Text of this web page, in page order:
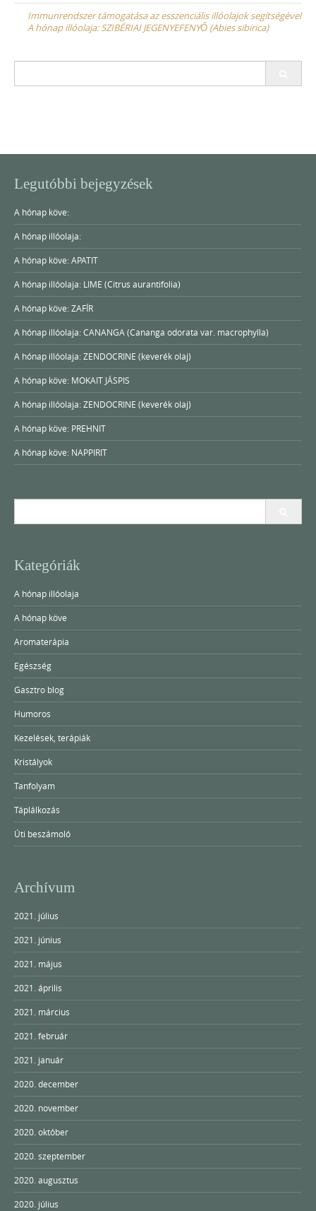
navigation
Immunrendszer támogatása az esszenciális illóolajok segítségével
A hónap illóolaja: SZIBÉRIAI JEGENYEFENYŐ (Abies sibirica)
Legutóbbi bejegyzések
A hónap köve:
A hónap illóolaja:
A hónap köve: APATIT
A hónap illóolaja: LIME (Citrus aurantifolia)
A hónap köve: ZAFÍR
A hónap illóolaja: CANANGA (Cananga odorata var. macrophylla)
A hónap illóolaja: ZENDOCRINE (keverék olaj)
A hónap köve: MOKAIT JÁSPIS
A hónap illóolaja: ZENDOCRINE (keverék olaj)
A hónap köve: PREHNIT
A hónap köve: NAPPIRIT
Kategóriák
A hónap illóolaja
A hónap köve
Aromaterápia
Egészség
Gasztro blog
Humoros
Kezelések, terápiák
Kristályok
Tanfolyam
Táplálkozás
Úti beszámoló
Archívum
2021. július
2021. június
2021. május
2021. április
2021. március
2021. február
2021. január
2020. december
2020. november
2020. október
2020. szeptember
2020. augusztus
2020. július